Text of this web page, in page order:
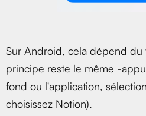
Sur Android, cela dépend du
principe reste le même -
fond ou l'application,
choisissez Notion).